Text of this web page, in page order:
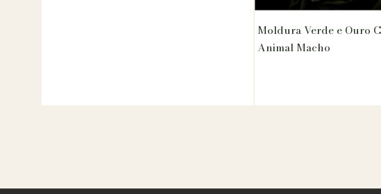
Moldura Verde e Ouro
Animal Macho